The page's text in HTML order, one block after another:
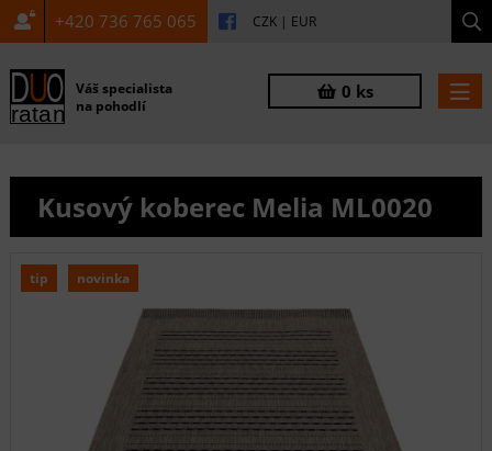
+420 736 765 065 CZK | EUR
Váš specialista
na pohodlí
0 ks
Kusový koberec Melia ML0020
tip novinka